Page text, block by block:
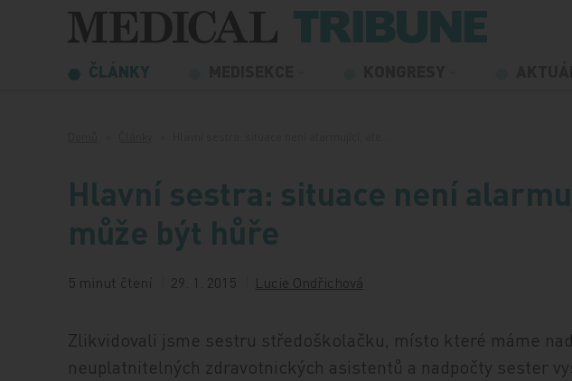
Přeskočit na obsah
ČLÁNKY
Hlavní sestra: situace není
může být hůře
5 minut čtení 29. 1. 2015 Lucie Ondřichová
Zlikvidovali jsme sestru středoškolačku, místo které máme
neuplatnitelných zdravotnických asistentů a nadpočty sester